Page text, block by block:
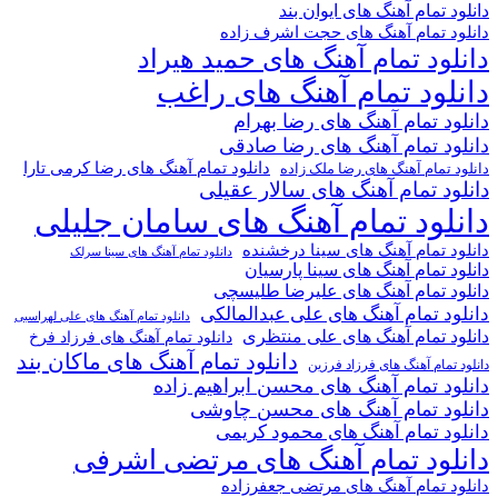
دانلود تمام آهنگ های ایوان بند
دانلود تمام آهنگ های حجت اشرف زاده
دانلود تمام آهنگ های حمید هیراد
دانلود تمام آهنگ های راغب
دانلود تمام آهنگ های رضا بهرام
دانلود تمام آهنگ های رضا صادقی
دانلود تمام آهنگ های رضا ملک زاده دانلود تمام آهنگ های رضا کرمی تارا
دانلود تمام آهنگ های سالار عقیلی
دانلود تمام آهنگ های سامان جلیلی
دانلود تمام آهنگ های سینا درخشنده دانلود تمام آهنگ های سینا سرلک
دانلود تمام آهنگ های سینا پارسیان
دانلود تمام آهنگ های علیرضا طلیسچی
دانلود تمام آهنگ های علی عبدالمالکی دانلود تمام آهنگ های علی لهراسبی
دانلود تمام آهنگ های علی منتظری دانلود تمام آهنگ های فرزاد فرخ
دانلود تمام آهنگ های فرزاد فرزین دانلود تمام آهنگ های ماکان بند
دانلود تمام آهنگ های محسن ابراهیم زاده
دانلود تمام آهنگ های محسن چاوشی
دانلود تمام آهنگ های محمود کریمی
دانلود تمام آهنگ های مرتضی اشرفی
دانلود تمام آهنگ های مرتضی جعفرزاده